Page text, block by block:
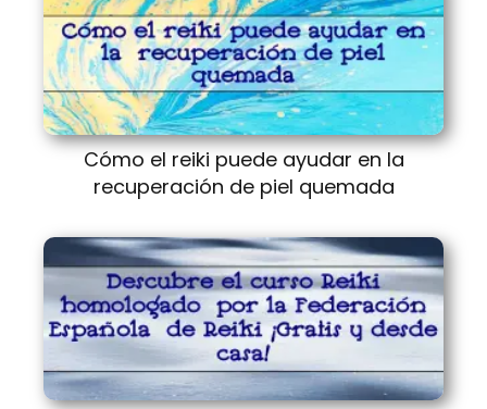
Cómo el reiki puede ayudar en la
recuperación de piel quemada